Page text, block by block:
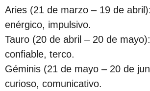
p
u
b
l
i
c
Aries (21 de marzo – 19 de
enérgico, impulsivo.
Tauro (20 de abril – 20 de
confiable, terco.
Géminis (21 de mayo – 20 de
curioso, comunicativo.